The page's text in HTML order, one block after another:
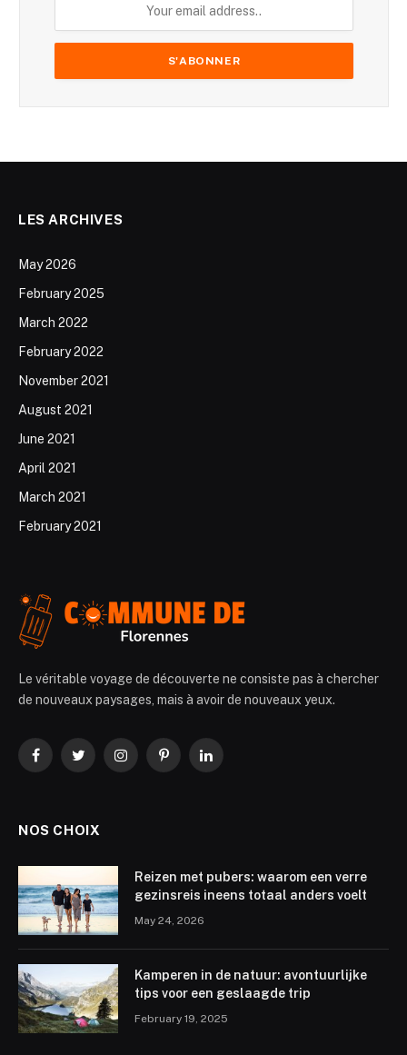
LES ARCHIVES
May 2026
February 2025
March 2022
February 2022
November 2021
August 2021
June 2021
April 2021
March 2021
February 2021
Le véritable voyage de découverte ne consiste pas à chercher
de nouveaux paysages, mais à avoir de nouveaux yeux.
FacebookTwitterInstagramPinterestLinkedIn
NOS CHOIX
Reizen met pubers: waarom een verre
gezinsreis ineens totaal anders voelt
May 24, 2026
Kamperen in de natuur: avontuurlijke
tips voor een geslaagde trip
February 19, 2025